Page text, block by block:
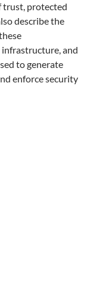
trust, protected
describe the
and
to generate
enforce security